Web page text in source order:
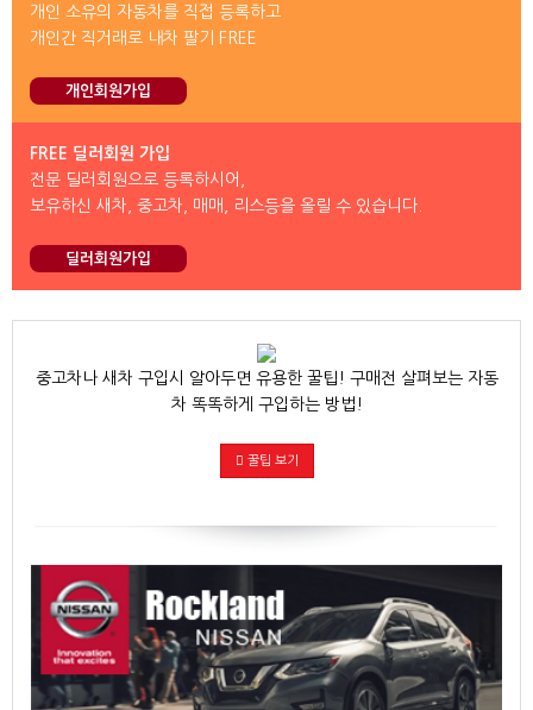
개인 소유의 자동차를 직접 등록하고
개인간 직거래로 내차 팔기 FREE
개인회원가입
FREE 딜러회원 가입
전문 딜러회원으로 등록하시어,
보유하신 새차, 중고차, 매매, 리스등을 올릴 수 있습니다.
딜러회원가입
중고차나 새차 구입시 알아두면 유용한 꿀팁! 구매전 살펴보는 자동
차 똑똑하게 구입하는 방법!
꿀팁 보기